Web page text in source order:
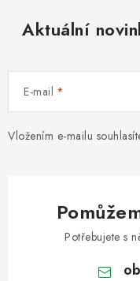
Aktuální
E-mail
Vložením e-mailu
Potřebujete s